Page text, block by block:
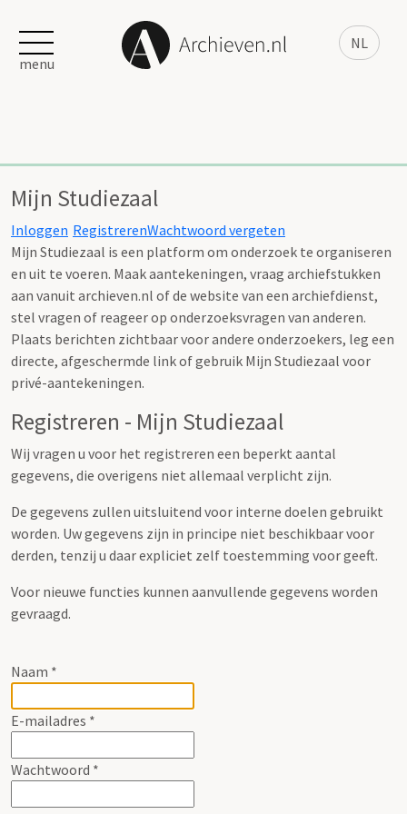
NL
menu
Mijn Studiezaal
Inloggen RegistrerenWachtwoord vergeten
Mijn Studiezaal is een platform om onderzoek te organiseren
en uit te voeren. Maak aantekeningen, vraag archiefstukken
aan vanuit archieven.nl of de website van een archiefdienst,
stel vragen of reageer op onderzoeksvragen van anderen.
Plaats berichten zichtbaar voor andere onderzoekers, leg een
directe, afgeschermde link of gebruik Mijn Studiezaal voor
privé-aantekeningen.
Registreren - Mijn Studiezaal
Wij vragen u voor het registreren een beperkt aantal
gegevens, die overigens niet allemaal verplicht zijn.
De gegevens zullen uitsluitend voor interne doelen gebruikt
worden. Uw gegevens zijn in principe niet beschikbaar voor
derden, tenzij u daar expliciet zelf toestemming voor geeft.
Voor nieuwe functies kunnen aanvullende gegevens worden
gevraagd.
Naam *
E-mailadres *
Wachtwoord *